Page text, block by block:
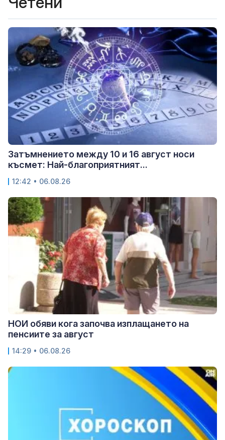
Затъмнението между 10 и 16 август носи
късмет: Най-благоприятният...
12:42 • 06.08.26
НОИ обяви кога започва изплащането на
пенсиите за август
14:29 • 06.08.26